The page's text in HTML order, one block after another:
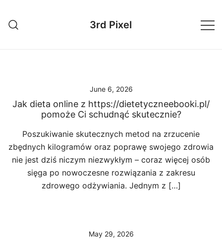
content
3rd Pixel
June 6, 2026
Jak dieta online z https://dietetyczneebooki.pl/
pomoże Ci schudnąć skutecznie?
Poszukiwanie skutecznych metod na zrzucenie
zbędnych kilogramów oraz poprawę swojego zdrowia
nie jest dziś niczym niezwykłym – coraz więcej osób
sięga po nowoczesne rozwiązania z zakresu
zdrowego odżywiania. Jednym z […]
May 29, 2026